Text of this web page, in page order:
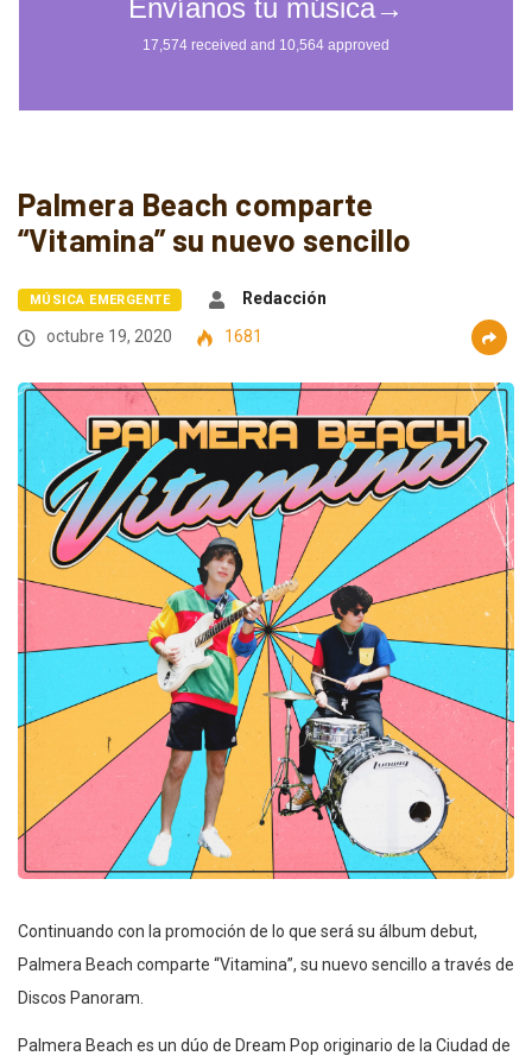
Palmera Beach comparte
“Vitamina” su nuevo sencillo
MÚSICA EMERGENTE
Redacción
octubre 19, 2020
1681
Continuando con la promoción de lo que será su álbum debut,
Palmera Beach comparte “Vitamina”, su nuevo sencillo a través de
Discos Panoram.
Palmera Beach es un dúo de Dream Pop originario de la Ciudad de